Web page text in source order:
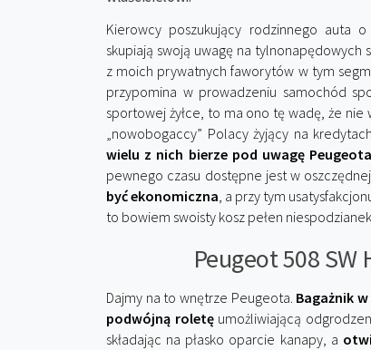
Kierowcy poszukujący rodzinnego auta
skupiają swoją uwagę na tylnonapędowych
z moich prywatnych faworytów w tym
przypomina w prowadzeniu samochód
sportowej żyłce, to ma ono tę wadę, że
„nowobogaccy” Polacy żyjący na
wielu z nich bierze pod uwagę
pewnego czasu dostępne jest w
być ekonomiczna, a przy tym
to bowiem swoisty kosz pełen
Peugeot 508
Dajmy na to wnętrze Peugeota. Bagażnik
podwójną roletęumożliwiającą
składając na płasko oparcie kanapy, a